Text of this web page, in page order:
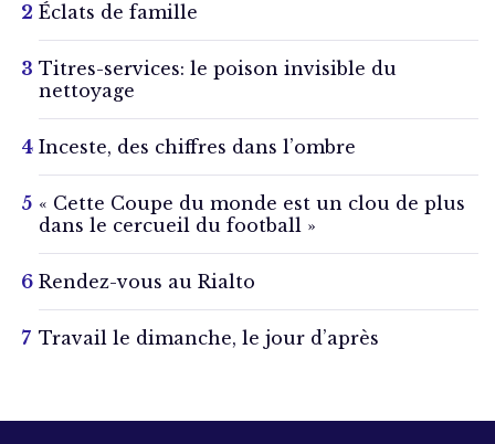
Éclats de famille
Titres-services: le poison invisible du
nettoyage
Inceste, des chiffres dans l’ombre
« Cette Coupe du monde est un clou de plus
dans le cercueil du football »
Rendez-vous au Rialto
Travail le dimanche, le jour d’après